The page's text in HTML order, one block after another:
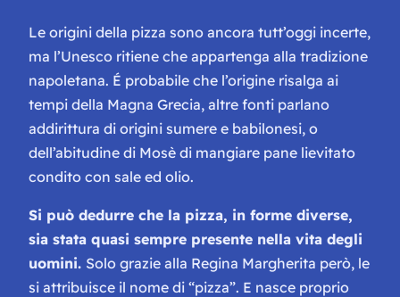
Le origini della pizza sono ancora tutt’oggi incerte,
ma l’Unesco ritiene che appartenga alla tradizione
napoletana. É probabile che l’origine risalga ai
tempi della Magna Grecia, altre fonti parlano
addirittura di origini sumere e babilonesi, o
dell’abitudine di Mosè di mangiare pane lievitato
condito con sale ed olio.
Si può dedurre che la pizza, in forme diverse,
sia stata quasi sempre presente nella vita degli
uomini. Solo grazie alla Regina Margherita però, le
si attribuisce il nome di “pizza”. E nasce proprio